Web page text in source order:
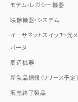
モデム・レガシー機器
映像機器・システム
イーサネットスイッチ・光
バータ
周辺機器
新製品情報（リリース予定）
販売終了製品